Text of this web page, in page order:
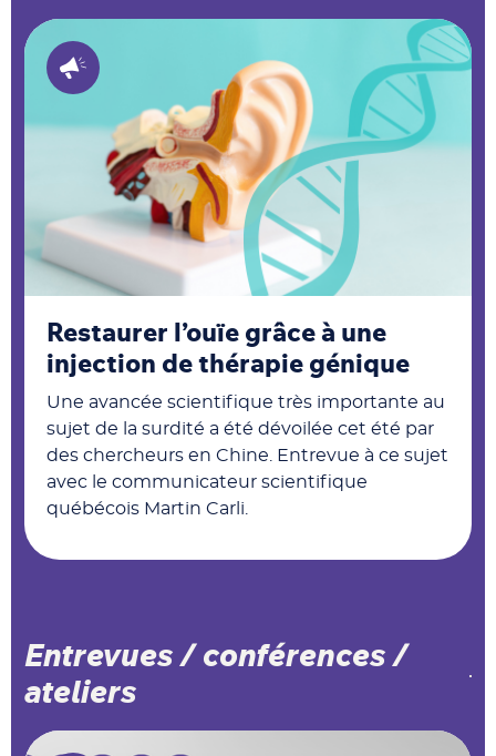
Restaurer l’ouïe grâce à une
injection de thérapie génique
Une avancée scientifique très importante au
sujet de la surdité a été dévoilée cet été par
des chercheurs en Chine. Entrevue à ce sujet
avec le communicateur scientifique
québécois Martin Carli.
Entrevues / conférences /
ateliers